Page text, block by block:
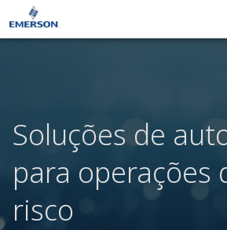
Soluções de
para operações
risco